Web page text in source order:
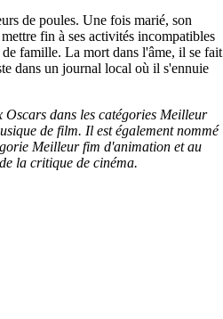
de poules. Une fois marié, son
fin à ses activités incompatibles
famille. La mort dans l'âme, il se fait
dans un journal local où il s'ennuie
dans les catégories Meilleur
de film. Il est également nommé
Meilleur fim d'animation et au
la critique de cinéma.